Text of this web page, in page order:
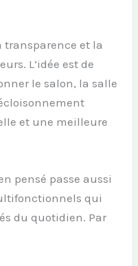
transparence et la
L’idée est de
le salon, la salle
et une meilleure
pensé passe aussi
qui
du quotidien. Par